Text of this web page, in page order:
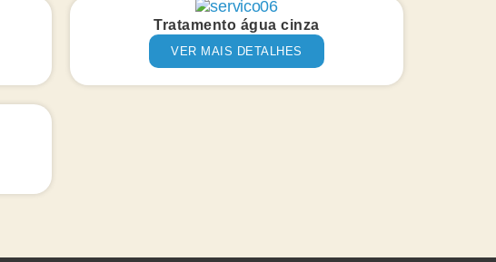
Tratamento água cinza
VER MAIS DETALHES